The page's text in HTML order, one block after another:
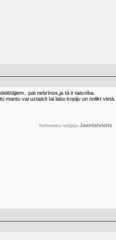
pat nebrīnos,ja tā ir taisnība.
mantu vai uztaisīt tai labu kopiju un nolikt vietā.
Komentāru rediģēja Jaunlatvietis -